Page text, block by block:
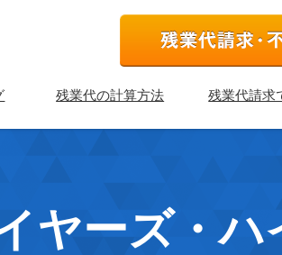
残業代の計算方法 残業代請求
ヤーズ・ハ